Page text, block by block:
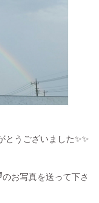
とうございました✨✨
お写真を送って下さ